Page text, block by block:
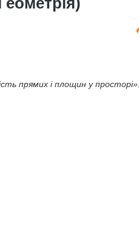
прямих і площин у просторі».